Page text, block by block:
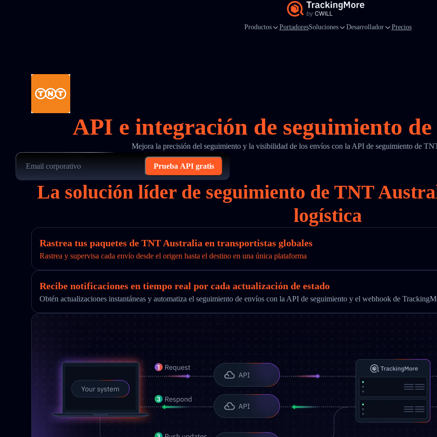
Productos PortadoresSoluciones Desarrollador Precios
API e integración de seguimiento
Mejora la precisión del seguimiento y la visibilidad de los envíos con la API de seguimiento de
Prueba API gratis
La solución líder de seguimiento de TNT
logística
Rastrea tus paquetes de TNT Australia en transportistas globales
Rastrea y supervisa cada envío desde el origen hasta el destino en una única plataforma
Recibe notificaciones en tiempo real por cada actualización de estado
Obtén actualizaciones instantáneas y automatiza el seguimiento de envíos con la API de seguimiento y el webhook de